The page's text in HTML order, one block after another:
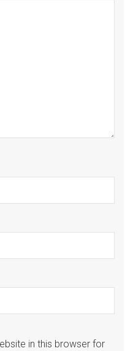
in this browser for